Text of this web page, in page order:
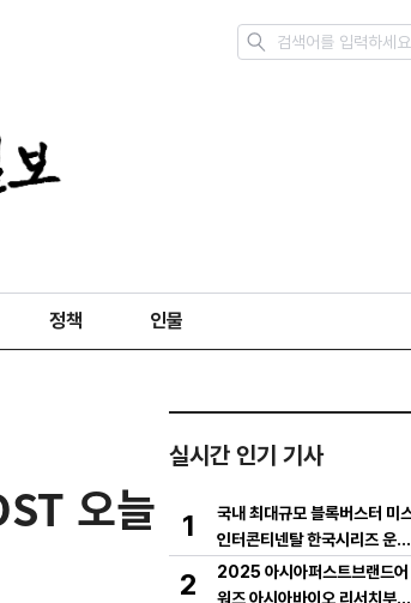
정책 인물
오늘
실시간 인기 기사
1
국내 최대규모 블록버스터 미스
인터콘티넨탈 한국시리즈 운용
개시!
2
2025 아시아퍼스트브랜드어
워즈 아시아바이오 리서치부문